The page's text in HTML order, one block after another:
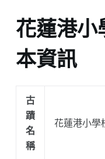
花蓮港小
本資訊
古
蹟
名
稱
花蓮港小學